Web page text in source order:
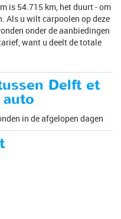
is 54.715 km, het duurt - om
Als u wilt carpoolen op deze
onder de aanbiedingen
want u deelt de totale
Delft et
in de afgelopen dagen